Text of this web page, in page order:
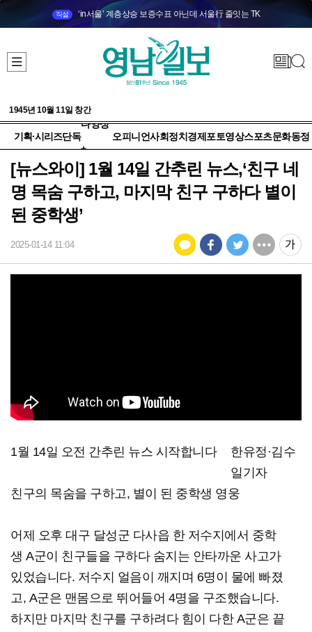
직설 ‘in서울’ 계층상승 보증수표 아닌데 서울行 줄잇는 TK
1945년 10월 11일 창간
기획·시리즈단독
다양성
+
오피니언사회정치 경제 포토영상스포츠문화동정
[뉴스와이] 1월 14일 간추린 뉴스,‘친구 네
명 목숨 구하고, 마지막 친구 구하다 별이
된 중학생’
2025-01-14 11:04
1월 14일 오전 간추린 뉴스 시작합니다
친구의 목숨을 구하고, 별이 된 중학생 영웅
어제 오후 대구 달성군 다사읍 한 저수지에서 중학
생 A군이 친구들을 구하다 숨지는 안타까운 사고가
있었습니다. 저수지 얼음이 깨지며 6명이 물에 빠졌
고, A군은 맨몸으로 뛰어들어 4명을 구조했습니다.
하지만 마지막 친구를 구하려다 힘이 다한 A군은 끝
한유정·김수
일기자